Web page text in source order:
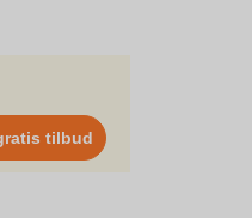
sikker på at
og ultimative
bolcher,
hvor du kan
lejlighed
den personlige
vores udvalg
tilbud